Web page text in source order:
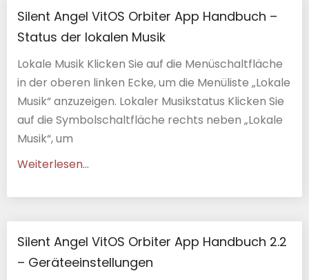
Silent Angel VitOS Orbiter App Handbuch –
Status der lokalen Musik
Lokale Musik Klicken Sie auf die Menüschaltfläche
in der oberen linken Ecke, um die Menüliste „Lokale
Musik“ anzuzeigen. Lokaler Musikstatus Klicken Sie
auf die Symbolschaltfläche rechts neben „Lokale
Musik“, um
Weiterlesen...
Silent Angel VitOS Orbiter App Handbuch 2.2
– Geräteeinstellungen